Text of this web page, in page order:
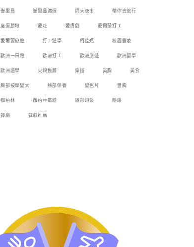
峇里島 峇里島渡假 師大夜市 帶你去旅行
度假勝地 愛吃 愛情劇 愛爾蘭打工
愛爾蘭旅遊 打工遊學 柯佳嬿 校園霸凌
歐洲一日遊 歐洲打工 歐洲旅遊 歐洲留學
歐洲遊學 火鍋推薦 穿搭 美胸 美食
胸部按摩變大 臉部保養 變色片 豐胸
都柏林 都柏林旅遊 隱形眼鏡 隱眼
韓劇 韓劇推薦